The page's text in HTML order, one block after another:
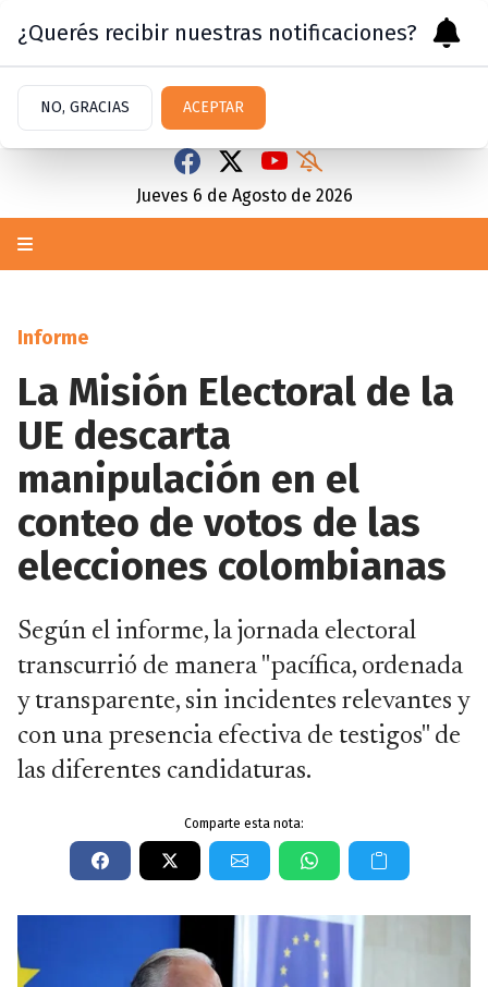
Jueves 6 de Agosto de 2026
Informe
La Misión Electoral de la
UE descarta
manipulación en el
conteo de votos de las
elecciones colombianas
Según el informe, la jornada electoral
transcurrió de manera "pacífica, ordenada
y transparente, sin incidentes relevantes y
con una presencia efectiva de testigos" de
las diferentes candidaturas.
Comparte esta nota:
¿Querés recibir nuestras notificaciones?
NO, GRACIAS ACEPTAR